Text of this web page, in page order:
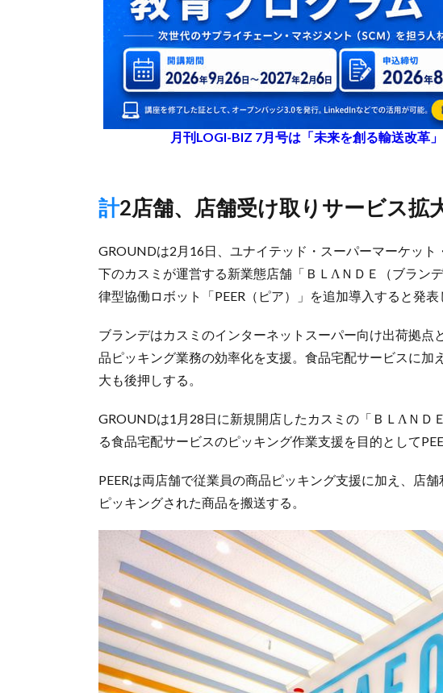
月刊LOGI-BIZ 7月号は「未来を創る輸送改革
計2店舗、店舗受け取りサービス
GROUNDは2月16日、ユナイテッド・スーパーマーケッ
下のカスミが運営する新業態店舗「ＢＬΛＮＤＥ（ブラン
律型協働ロボット「PEER（ピア）」を追加導入すると発表
ブランデはカスミのインターネットスーパー向け出荷拠点
品ピッキング業務の効率化を支援。食品宅配サービスに加
大も後押しする。
GROUNDは1月28日に新規開店したカスミの「ＢＬΛＮＤ
る食品宅配サービスのピッキング作業支援を目的として
PEERは両店舗で従業員の商品ピッキング支援に加え、店
ピッキングされた商品を搬送する。